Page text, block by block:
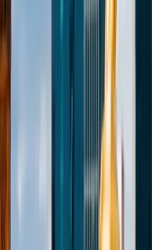
que visitar la
e añadir los
de SkyMiles?
de SkyMiles cada
un regalo. Usted
Skymiles de receptor de